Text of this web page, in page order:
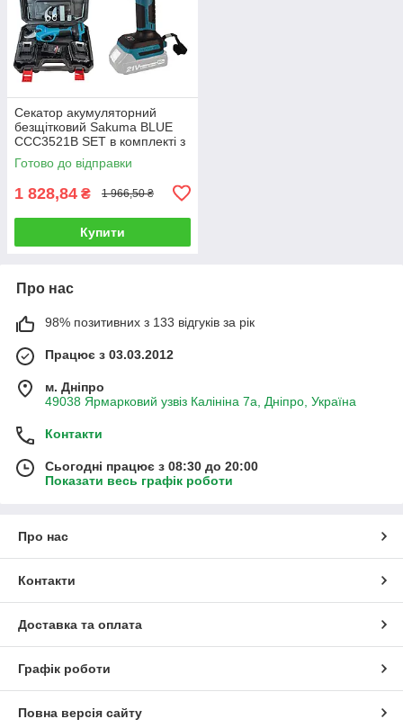
Секатор акумуляторний
безщітковий Sakuma BLUE
CCC3521B SET в комплекті з
АКБ 21 В/2 Ач
Готово до відправки
1 828,84 ₴ 1 966,50 ₴
Купити
Про нас
98% позитивних з 133 відгуків за рік
Працює з 03.03.2012
м. Дніпро
49038 Ярмарковий узвіз Калініна 7а, Дніпро, Україна
Контакти
Сьогодні працює з 08:30 до 20:00
Показати весь графік роботи
Про нас
Контакти
Доставка та оплата
Графік роботи
Повна версія сайту